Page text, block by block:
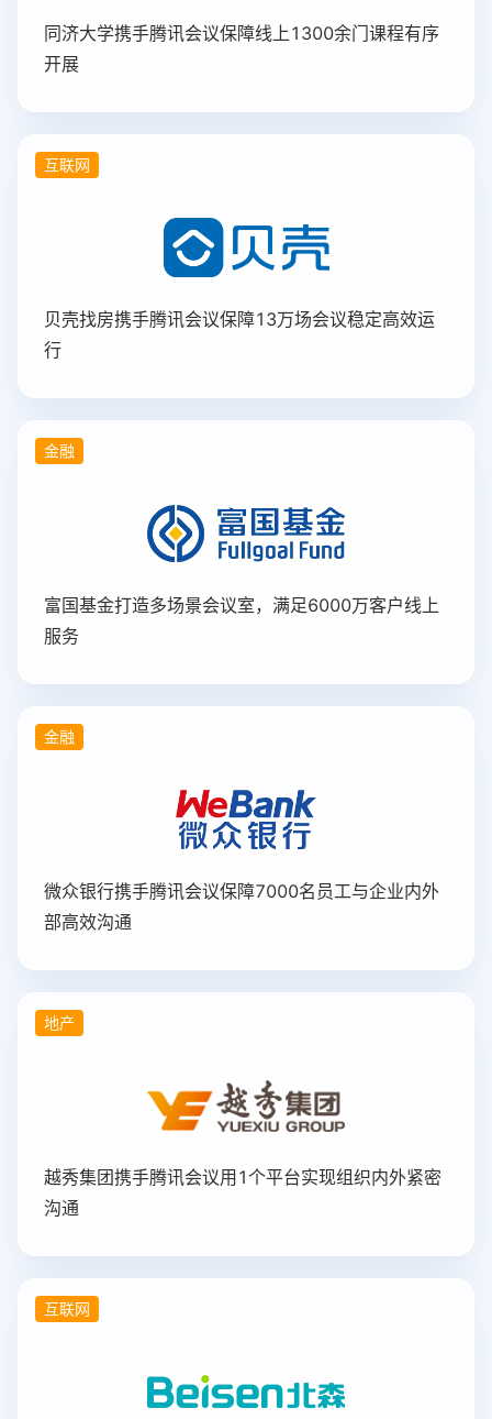
同济大学携手腾讯会议保障线上1300余门课程有序
开展
互联网
贝壳找房携手腾讯会议保障13万场会议稳定高效运
行
金融
富国基金打造多场景会议室，满足6000万客户线上
服务
金融
微众银行携手腾讯会议保障7000名员工与企业内外
部高效沟通
地产
越秀集团携手腾讯会议用1个平台实现组织内外紧密
沟通
互联网